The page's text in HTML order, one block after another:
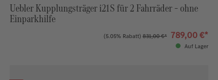
Uebler Kupplungsträger i21 S für 2 Fahrräder – ohne
Einparkhilfe
(5.05% Rabatt) 831,00 €* 789,00 €*
Auf Lager